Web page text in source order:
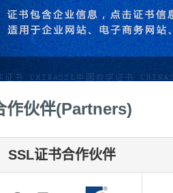
信息立辨网站是否属于该企业/机构，假冒网
作伙伴(Partners)
SSL证书合作伙伴